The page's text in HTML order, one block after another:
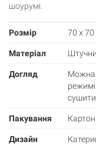
шоурумі.
Розмір 70 х 70
Матеріал
Догляд
Можна
Пакування
Дизайн